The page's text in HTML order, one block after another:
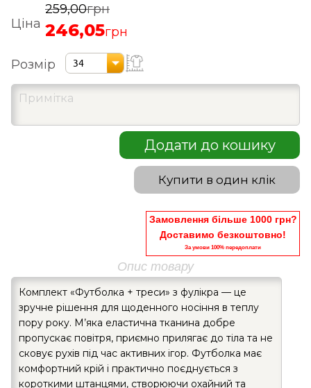
Ціна
259,00грн
246,05грн
Розмір 34
Додати до кошику
Купити в один клік
Замовлення більше 1000 грн?
Доставимо безкоштовно!
За умови 100% передоплати
Опис товару
Комплект «Футболка + треси» з фулікра — це
зручне рішення для щоденного носіння в теплу
пору року. М’яка еластична тканина добре
пропускає повітря, приємно прилягає до тіла та не
сковує рухів під час активних ігор. Футболка має
комфортний крій і практично поєднується з
короткими штанцями, створюючи охайний та